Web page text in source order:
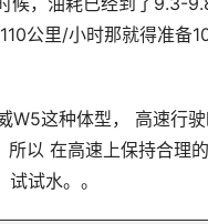
公里/小时那就得准备
W5这种体型， 高速行
所以 在高速上保持合理的
试水。。